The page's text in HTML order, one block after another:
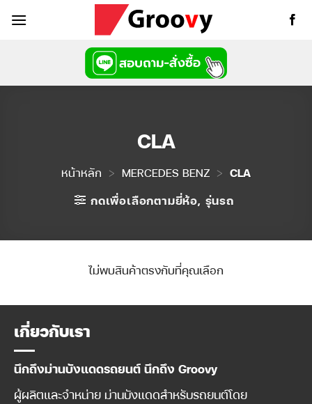
CLA
หน้าหลัก > MERCEDES BENZ > CLA
กดเพื่อเลือกตามยี่ห้อ, รุ่นรถ
ไม่พบสินค้าตรงกับที่คุณเลือก
เกี่ยวกับเรา
นึกถึงม่านบังแดดรถยนต์ นึกถึง Groovy
ผู้ผลิตและจำหน่าย ม่านบังแดดสำหรับรถยนต์โดย